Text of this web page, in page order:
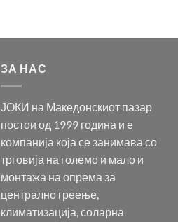
ЗА НАС
ЈОКИ на Македонскиот пазар
постои од 1999 година и е
компанија која се занимава со
трговија на големо и мало и
монтажа на опрема за
централно греење,
климатизација, соларна